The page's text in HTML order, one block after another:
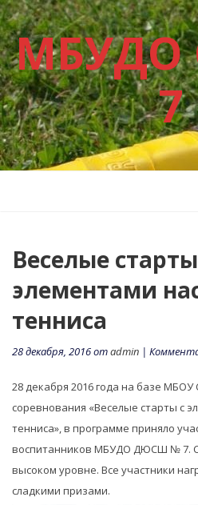
7
Веселые
элементами
тенниса
28 декабря, 2016 отadmin |
28 декабря 2016 года на базе
соревнования «Веселые старты с
тенниса», в программе приняло
воспитанников МБУДО ДЮСШ № 7.
высоком уровне. Все участники
сладкими призами.